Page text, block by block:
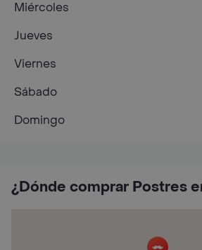
¿Dónde comprar Postres
Miércoles
Jueves
Viernes
Sábado
Domingo